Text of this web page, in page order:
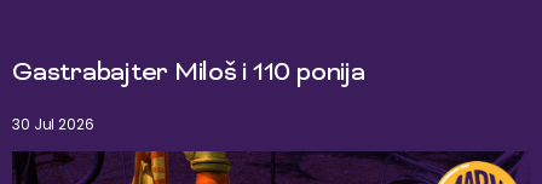
Gastrabajter Miloš i 110 ponija
30 Jul 2026